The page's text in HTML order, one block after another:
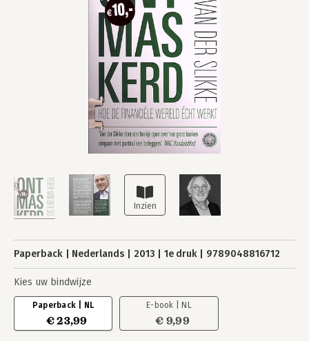
Paperback Nederlands 2013 1e druk 9789048816712
Kies uw bindwijze
Paperback | NL
€ 23,99
E-book | NL
€ 9,99